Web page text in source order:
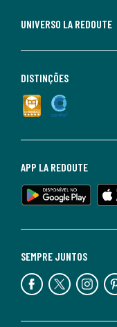
UNIVERSO LA REDOUTE
SEMPRE JUNTOS
APP LA REDOUTE
DISTINÇÕES